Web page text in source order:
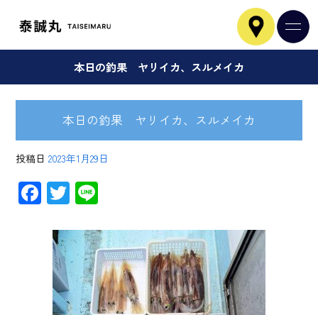
本日の釣果 ヤリイカ、スルメイカ
本日の釣果 ヤリイカ、スルメイカ
投稿日 2023年1月29日
F
e
b
o
ok
T
tt
er